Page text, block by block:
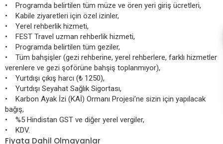
• Programda belirtilen tüm müze ve ören yeri giriş ücretleri,
• Kabile ziyaretleri için özel izinler,
• Yerel rehberlik hizmeti,
• FEST Travel uzman rehberlik hizmeti,
• Programda belirtilen tüm geziler,
• Tüm bahşişler (gezi rehberine, yerel rehberlere, farklı hizmetler
verenlere ve gezi şoförüne bahşiş toplanmıyor),
• Yurtdışı çıkış harcı (₺ 1250),
• Yurtdışı Seyahat Sağlık Sigortası,
• Karbon Ayak İzi (KAİ) Ormanı Projesi’ne sizin için yapılacak
bağış,
• %5 Hindistan GST ve diğer yerel vergiler,
• KDV.
Fiyata Dahil Olmayanlar